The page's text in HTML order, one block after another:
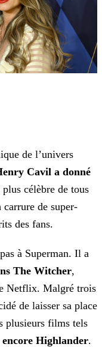
de l’univers
Cavil a donné
plus célèbre de tous
carrure de super-
des fans.
à Superman. Il a
The Witcher,
Netflix. Malgré trois
de laisser sa place
plusieurs films tels
Highlander.